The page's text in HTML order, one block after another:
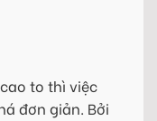
to thì việc
đơn giản. Bởi